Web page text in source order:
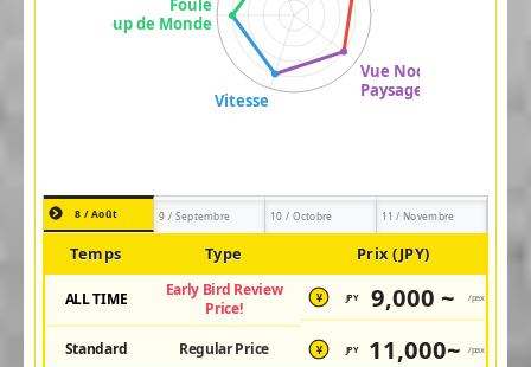
8 / Août 9 / Septembre 10 / Octobre 11 / Novembre
Temps Type Prix (JPY)
ALL TIME
Early Bird Review
Price!
¥ JPY 9,000 ~ /pax
Standard Regular Price ¥ JPY 11,000~ /pax